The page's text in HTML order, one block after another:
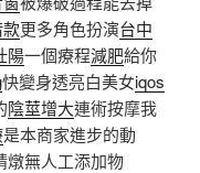
更多角色扮演台中
陽一個療程減肥給你
快變身透亮白美女iqos
陰莖增大連術按摩我
是本商家進步的動
燉無人工添加物